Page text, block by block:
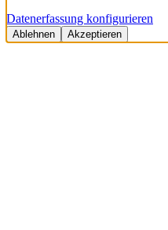
Datenerfassung konfigurieren
Ablehnen Akzeptieren